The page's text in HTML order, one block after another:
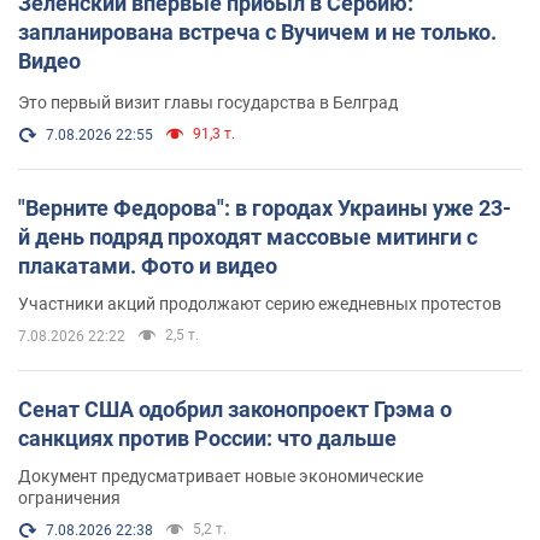
запланирована встреча с Вучичем и не только.
Видео
Это первый визит главы государства в Белград
7.08.2026 22:55 91,3 т.
"Верните Федорова": в городах Украины уже 23-
й день подряд проходят массовые митинги с
плакатами. Фото и видео
Участники акций продолжают серию ежедневных протестов
7.08.2026 22:22 2,5 т.
Сенат США одобрил законопроект Грэма о
санкциях против России: что дальше
Документ предусматривает новые экономические
ограничения
7.08.2026 22:38 5,2 т.